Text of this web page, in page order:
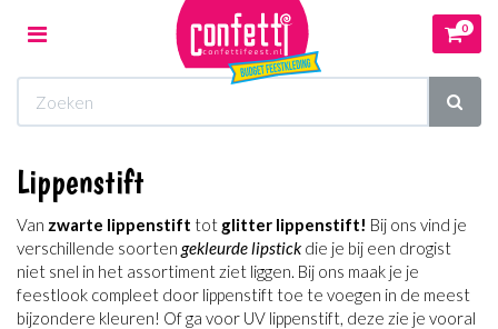
Toggle
0
Winkelwagen
Vul hem met producten.
Lippenstift
Van zwarte lippenstift tot glitter lippenstift! Bij ons vind je
verschillende soorten gekleurde lipstick die je bij een drogist
niet snel in het assortiment ziet liggen. Bij ons maak je je
feestlook compleet door lippenstift toe te voegen in de meest
bijzondere kleuren! Of ga voor UV lippenstift, deze zie je vooral